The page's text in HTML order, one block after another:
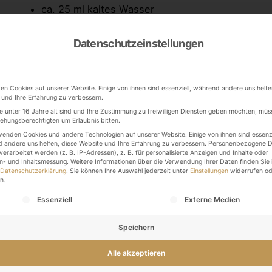
ca. 25 ml kaltes Wasser
optional:1/2EL Zucker
Das Mehl in das kalte Wasser einrühren. Das
verrühren. Alles unter Rühren aufkochen bis die
Zucker dazugeben und auflösen. Nach dem
Haltbarkeit: Im Kühlschrank ca. 2 Wochen.
Anmerkung:
Schau dir auch gerne mal diese beiden Beiträge an:
3 nachhaltige Bastelideen mit Zutaten aus der
Datenschutzeinstellungen
Cookies auf unserer Website. Einige von ihnen sind essenziell, während andere uns
Ihre Erfahrung zu verbessern.
unter 16 Jahre alt sind und Ihre Zustimmung zu freiwilligen Diensten geben möchten,
um Erlaubnis bitten.
Cookies und andere Technologien auf unserer Website. Einige von ihnen sind
andere uns helfen, diese Website und Ihre Erfahrung zu verbessern. Personenbezogene
werden (z. B. IP-Adressen), z. B. für personalisierte Anzeigen und Inhalte oder
und Inhaltsmessung. Weitere Informationen über die Verwendung Ihrer Daten finden Sie
Datenschutzerklärung. Sie können Ihre Auswahl jederzeit unter Einstellungen widerrufen
eine Liste der Service-Gruppen, für die eine
Essenziell Externe Medien
Speichern
Alle akzeptieren